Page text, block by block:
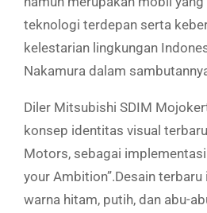
teknologi terdepan serta
kelestarian lingkungan
Nakamura dalam
Diler Mitsubishi SDIM
konsep identitas visual
Motors, sebagai
your Ambition”.Desain
warna hitam, putih, dan abu-